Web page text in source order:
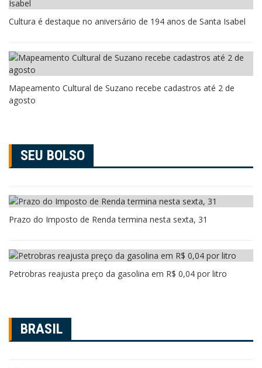
Cultura é destaque no aniversário de 194 anos de Santa Isabel
Mapeamento Cultural de Suzano recebe cadastros até 2 de
agosto
SEU BOLSO
Prazo do Imposto de Renda termina nesta sexta, 31
Petrobras reajusta preço da gasolina em R$ 0,04 por litro
BRASIL